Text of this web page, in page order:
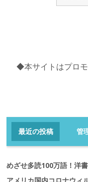
◆本サイトはプロモ
最近の投稿 管
めざせ多読100万語！洋